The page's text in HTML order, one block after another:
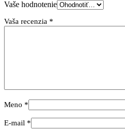
Vaše hodnotenie
Vaša recenzia *
Meno *
E-mail *